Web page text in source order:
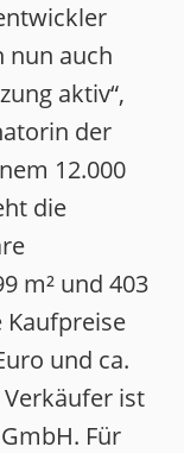
nun auch
aktiv“,
der
12.000
die
m² und 403
Kaufpreise
und ca.
Verkäufer ist
Für